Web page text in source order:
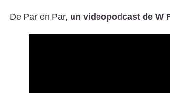
De Par en Par, un videopodcast de W